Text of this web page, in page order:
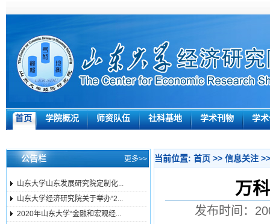
首页 学院概况 师资队伍 社科基地 学术刊物 学
公告栏 更多>>
山东大学山东发展研究院定制化...
山东大学经济研究院关于举办“2...
2020年山东大学“金融和宏观经...
当前位置: 首页 >> 信息关注
万
发布时间：